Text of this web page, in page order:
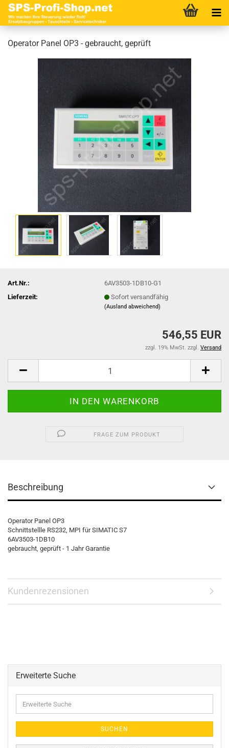
Operator Panel OP3 - gebraucht, geprüft
Art.Nr.:
6AV3503-1DB10-G1
Lieferzeit:
Sofort versandfähig
(Ausland abweichend)
546,55 EUR
zzgl. 19% MwSt. zzgl. Versand
FRAGE ZUM PRODUKT
Beschreibung
Operator Panel OP3
Schnittstellle RS232, MPI für SIMATIC S7
6AV3503-1DB10
gebraucht, geprüft - 1 Jahr Garantie
Kundenrezensionen
Erweiterte Suche
Suche
SUCHEN